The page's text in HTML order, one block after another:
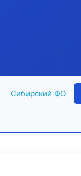
Сибирский ФО